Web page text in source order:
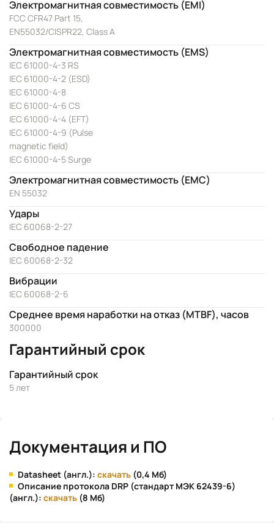
Электромагнитная совместимость (EMI)
FCC CFR47 Part 15,
EN55032/CISPR22, Class A
Электромагнитная совместимость (EMS)
IEC 61000-4-3 RS
IEC 61000-4-2 (ESD)
IEC 61000-4-8
IEC 61000-4-6 CS
IEC 61000-4-4 (EFT)
IEC 61000-4-9 (Pulse
magnetic field)
IEC 61000-4-5 Surge
Электромагнитная совместимость (EMC)
EN 55032
Удары
IEC 60068-2-27
Свободное падение
IEC 60068-2-32
Вибрации
IEC 60068-2-6
Среднее время наработки на отказ (MTBF), часов
300000
Гарантийный срок
Гарантийный срок
5 лет
Документация и ПО
Datasheet (англ.): скачать (0,4 Мб)
Описание протокола DRP (стандарт МЭК 62439-6)
(англ.): скачать (8 Мб)